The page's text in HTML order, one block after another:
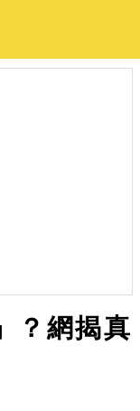
？網揭真